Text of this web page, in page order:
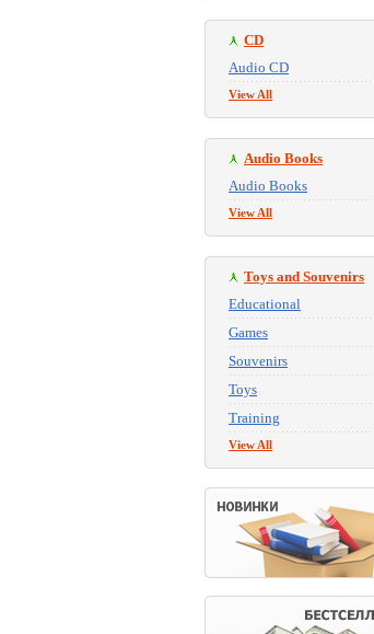
CD
Audio CD
View All
Audio Books
Audio Books
View All
Toys and Souvenirs
Educational
Games
Souvenirs
Toys
Training
View All